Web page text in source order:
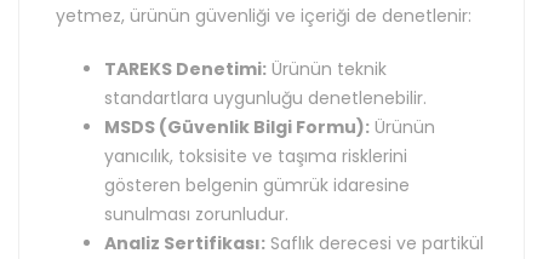
yetmez, ürünün güvenliği ve içeriği de denetlenir:
TAREKS Denetimi: Ürünün teknik
standartlara uygunluğu denetlenebilir.
MSDS (Güvenlik Bilgi Formu): Ürünün
yanıcılık, toksisite ve taşıma risklerini
gösteren belgenin gümrük idaresine
sunulması zorunludur.
Analiz Sertifikası: Saflık derecesi ve partikül